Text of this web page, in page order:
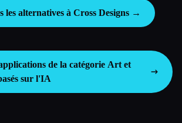
les alternatives à Cross Designs →
de la catégorie Art et
sur l'IA